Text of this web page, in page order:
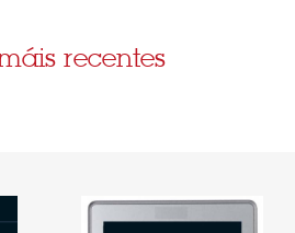
recentes